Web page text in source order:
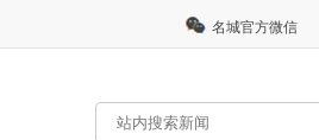
名城官方微信